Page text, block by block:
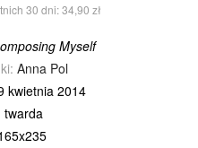
30 dni: 34,90 zł
Myself
Anna Pol
kwietnia 2014
twarda